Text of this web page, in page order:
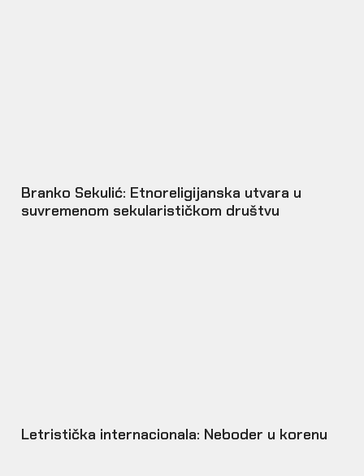
Branko Sekulić: Etnoreligijanska utvara u
suvremenom sekularističkom društvu
Letristička internacionala: Neboder u korenu